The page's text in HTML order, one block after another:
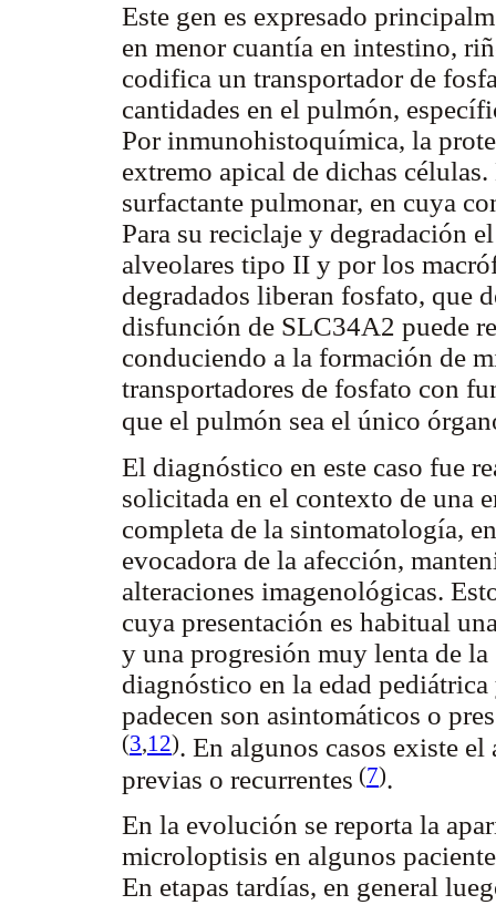
Este gen es expresado
en menor cuantía en intestino,
codifica un transportador de
cantidades en el pulmón,
Por inmunohistoquímica, la
extremo apical de dichas
surfactante pulmonar, en cuya
Para su reciclaje y degradación
alveolares tipo II y por los
degradados liberan fosfato, que
disfunción de SLC34A2 puede
conduciendo a la formación de
transportadores de fosfato con
que el pulmón sea el único
El diagnóstico en este caso fue
solicitada en el contexto de una
completa de la sintomatología,
evocadora de la afección,
alteraciones imagenológicas.
cuya presentación es habitual
y una progresión muy lenta de
diagnóstico en la edad
padecen son asintomáticos o
(3,12). En algunos casos existe
previas o recurrentes (7).
En la evolución se reporta la
microloptisis en algunos
En etapas tardías, en general